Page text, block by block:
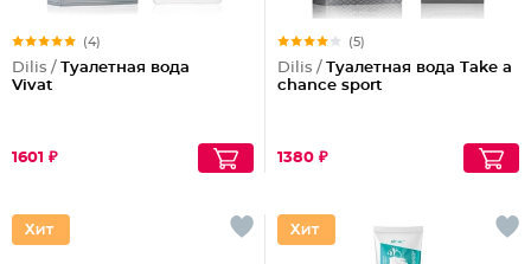
(4)
Dilis / Туалетная вода
Vivat
1601 ₽
(5)
Dilis / Туалетная вода Take a
chance sport
1380 ₽